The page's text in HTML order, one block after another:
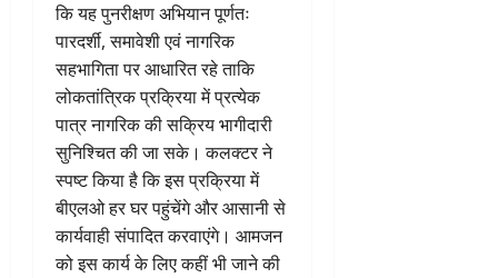
कि यह पुनरीक्षण अभियान पूर्णतः
पारदर्शी, समावेशी एवं नागरिक
सहभागिता पर आधारित रहे ताकि
लोकतांत्रिक प्रक्रिया में प्रत्येक
पात्र नागरिक की सक्रिय भागीदारी
सुनिश्चित की जा सके। कलक्टर ने
स्पष्ट किया है कि इस प्रक्रिया में
बीएलओ हर घर पहुंचेंगे और आसानी से
कार्यवाही संपादित करवाएंगे। आमजन
को इस कार्य के लिए कहीं भी जाने की